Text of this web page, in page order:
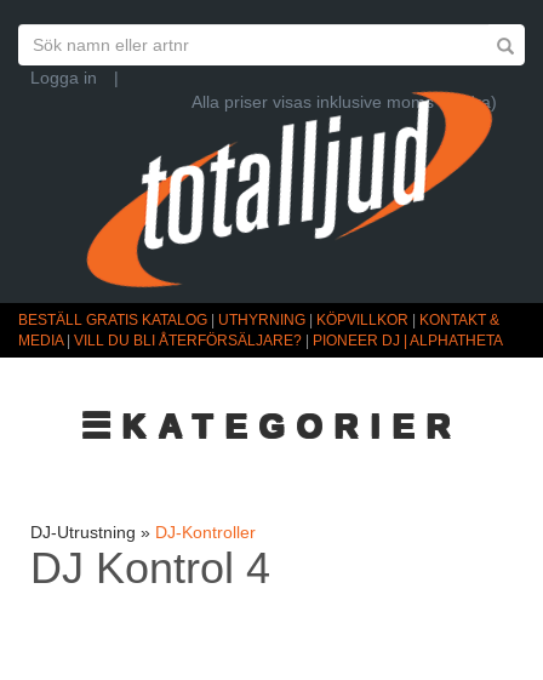
Logga in
|
Alla priser visas inklusive moms (Ändra)
BESTÄLL GRATIS KATALOG UTHYRNING KÖPVILLKOR
KONTAKT &
MEDIA| VILL DU BLI ÅTERFÖRSÄLJARE? PIONEER DJ | ALPHATHETA
☰KATEGORIER
DJ-Utrustning » DJ-Kontroller
DJ Kontrol 4